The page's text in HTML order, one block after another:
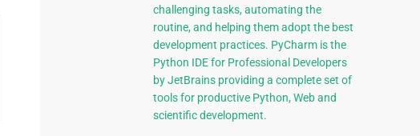
challenging tasks, automating the
routine, and helping them adopt the best
development practices. PyCharm is the
Python IDE for Professional Developers
by JetBrains providing a complete set of
tools for productive Python, Web and
scientific development.